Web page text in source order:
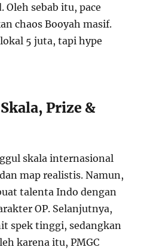
Oleh sebab itu, pace
chaos Booyah masif.
5 juta, tapi hype
Prize &
skala internasional
map realistis. Namun,
talenta Indo dengan
OP. Selanjutnya,
spek tinggi, sedangkan
karena itu, PMGC